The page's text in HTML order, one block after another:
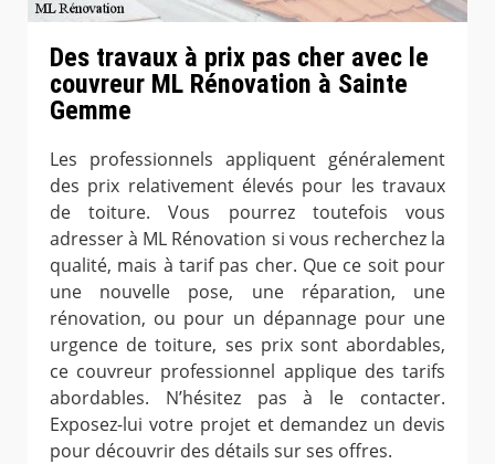
Des travaux à prix pas cher avec le
couvreur ML Rénovation à Sainte
Gemme
Les professionnels appliquent généralement
des prix relativement élevés pour les travaux
de toiture. Vous pourrez toutefois vous
adresser à ML Rénovation si vous recherchez la
qualité, mais à tarif pas cher. Que ce soit pour
une nouvelle pose, une réparation, une
rénovation, ou pour un dépannage pour une
urgence de toiture, ses prix sont abordables,
ce couvreur professionnel applique des tarifs
abordables. N’hésitez pas à le contacter.
Exposez-lui votre projet et demandez un devis
pour découvrir des détails sur ses offres.